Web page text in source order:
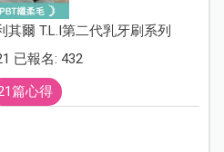
其爾 T.L.I第二代乳牙刷系列
已報名: 432
篇心得